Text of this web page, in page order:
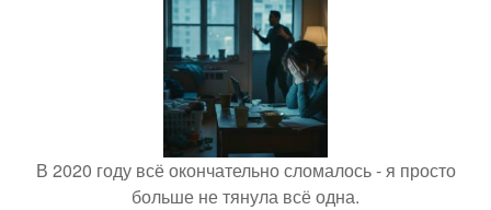
В 2020 году всё окончательно сломалось - я просто
больше не тянула всё одна.